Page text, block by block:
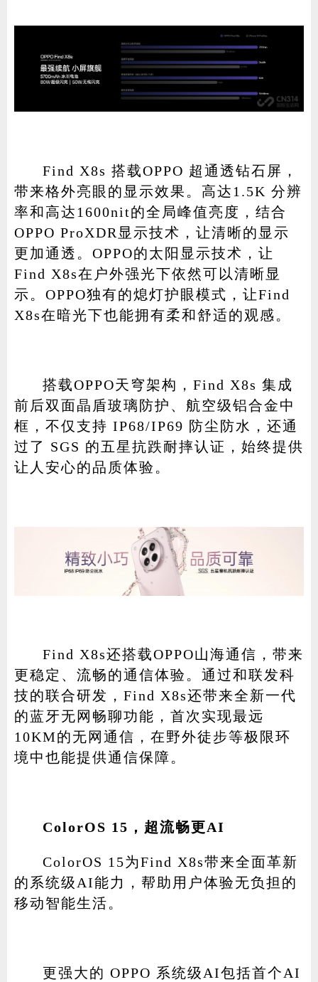
Find X8s 搭载OPPO 超通透钻石屏，
带来格外亮眼的显示效果。高达1.5K 分辨
率和高达1600nit的全局峰值亮度，结合
OPPO ProXDR显示技术，让清晰的显示
更加通透。OPPO的太阳显示技术，让
Find X8s在户外强光下依然可以清晰显
示。OPPO独有的熄灯护眼模式，让Find
X8s在暗光下也能拥有柔和舒适的观感。
搭载OPPO天穹架构，Find X8s 集成
前后双面晶盾玻璃防护、航空级铝合金中
框，不仅支持 IP68/IP69 防尘防水，还通
过了 SGS 的五星抗跌耐摔认证，始终提供
让人安心的品质体验。
Find X8s还搭载OPPO山海通信，带来
更稳定、流畅的通信体验。通过和联发科
技的联合研发，Find X8s还带来全新一代
的蓝牙无网畅聊功能，首次实现最远
10KM的无网通信，在野外徒步等极限环
境中也能提供通信保障。
ColorOS 15，超流畅更AI
ColorOS 15为Find X8s带来全面革新
的系统级AI能力，帮助用户体验无负担的
移动智能生活。
更强大的 OPPO 系统级AI包括首个AI